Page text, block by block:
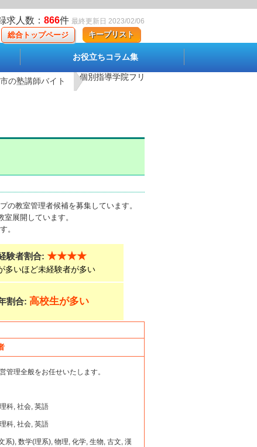
求人数： 866件 最終更新日 2023/02/06
キープリスト
総合トップページ
お役立ちコラム集
の塾講師バイト 個別指導学院フリーステップ 泉大津教室【正
の教室管理者候補を募集しています。
展開しています。
。
験者割合: ★★★★
多いほど未経験者が多い
割合: 高校生が多い
管理全般をお任せいたします。
科, 社会, 英語
科, 社会, 英語
系), 数学(理系), 物理, 化学, 生物, 古文, 漢